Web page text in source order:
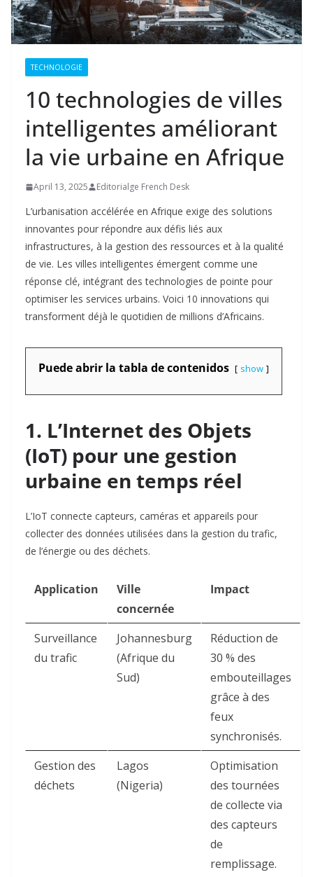
TECHNOLOGIE
10 technologies de villes
intelligentes améliorant
la vie urbaine en Afrique
April 13, 2025 Editorialge French Desk
L’urbanisation accélérée en Afrique exige des solutions
innovantes pour répondre aux défis liés aux
infrastructures, à la gestion des ressources et à la qualité
de vie. Les villes intelligentes émergent comme une
réponse clé, intégrant des technologies de pointe pour
optimiser les services urbains. Voici 10 innovations qui
transforment déjà le quotidien de millions d’Africains.
Puede abrir la tabla de contenidos show
1. L’Internet des Objets
(IoT) pour une gestion
urbaine en temps réel
L’IoT connecte capteurs, caméras et appareils pour
collecter des données utilisées dans la gestion du trafic,
de l’énergie ou des déchets.
Application
Ville
concernée
Impact
Surveillance
du trafic
Johannesburg
(Afrique du
Sud)
Réduction de
30 % des
embouteillages
grâce à des
feux
synchronisés.
Gestion des
déchets
Lagos
(Nigeria)
Optimisation
des tournées
de collecte via
des capteurs
de
remplissage.